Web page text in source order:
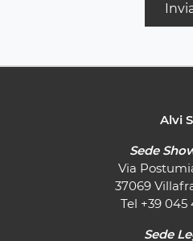
Alvi
Sede
Via
37069
Tel +39 045
Sede